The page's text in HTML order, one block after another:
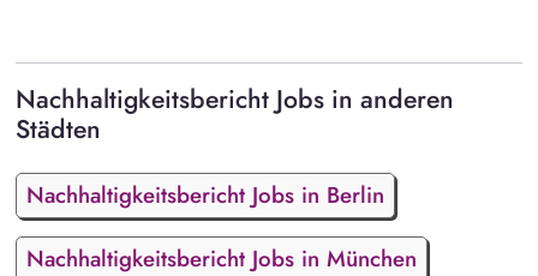
Nachhaltigkeitsbericht Jobs in anderen
Städten
Nachhaltigkeitsbericht Jobs in Berlin
Nachhaltigkeitsbericht Jobs in München